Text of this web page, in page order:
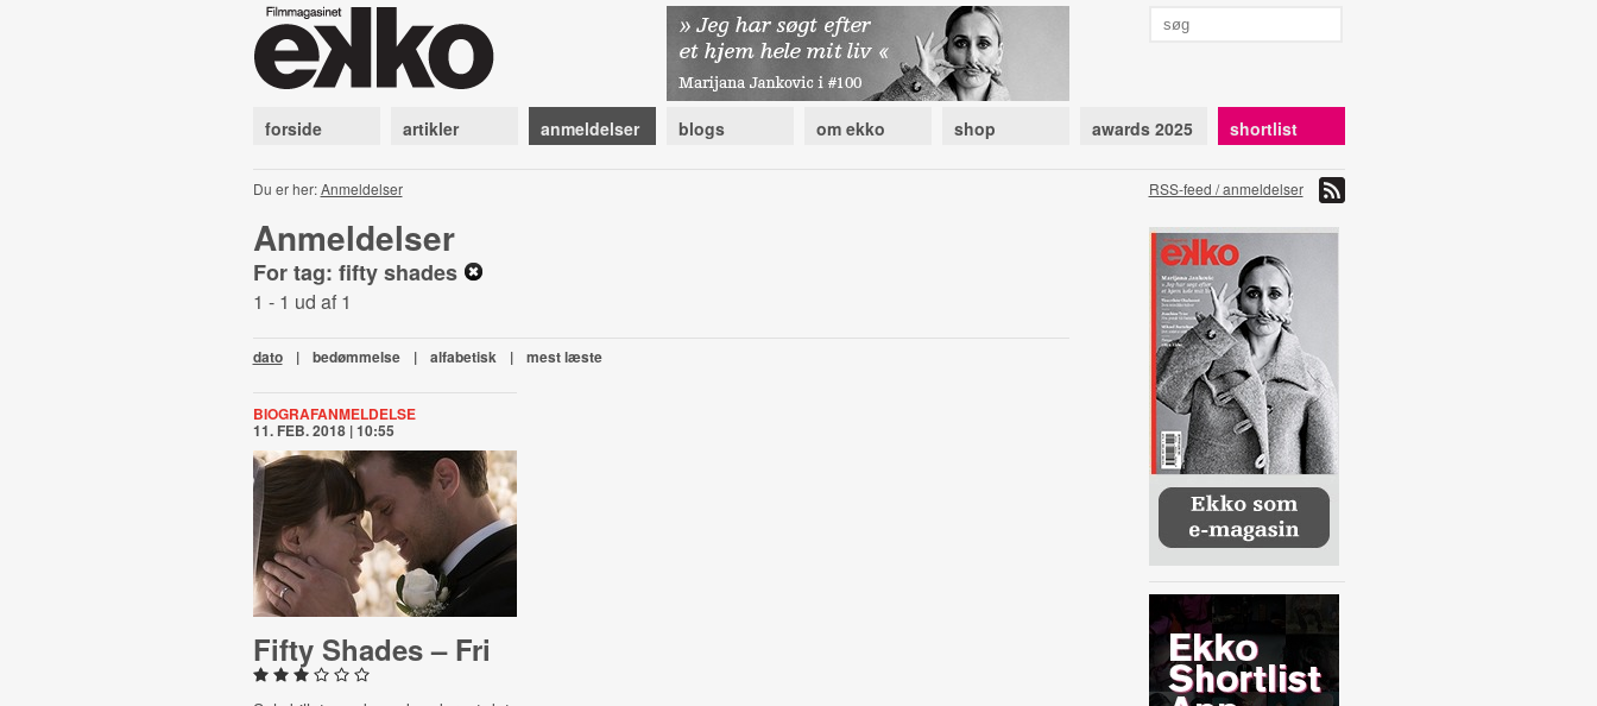
forside artikler anmeldelser blogs om ekko shop awards 2025 shortlist
Du er her:Anmeldelser RSS-feed / anmeldelser
Anmeldelser
For tag: fifty shades
1 - 1 ud af 1
dato | bedømmelse | alfabetisk | mest læste
BIOGRAFANMELDELSE
11. FEB. 2018 | 10:55
Fifty Shades – Fri